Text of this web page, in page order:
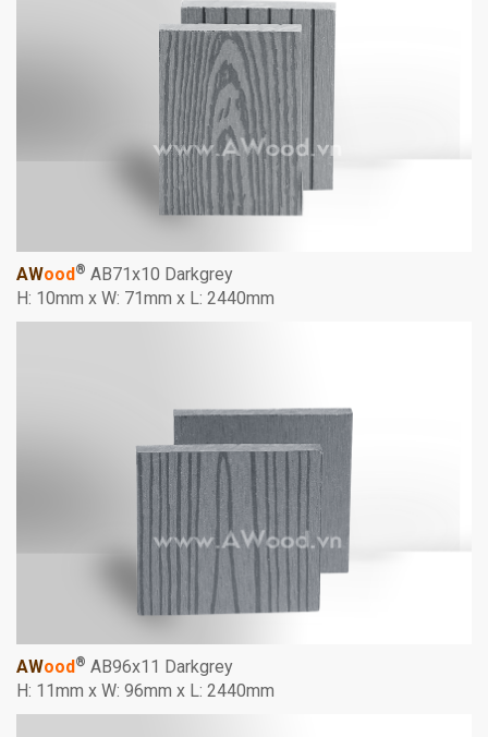
AWood ® AB71x10 Darkgrey
H: 10mm x W: 71mm x L: 2440mm
AWood® AB96x11 Darkgrey
H: 11mm x W: 96mm x L: 2440mm